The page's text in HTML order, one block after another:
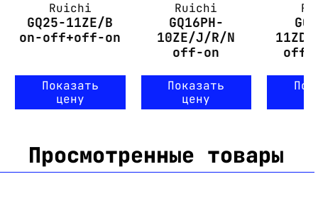
Ruichi
GQ25-11ZE/B
on-off+off-on
Показать
цену
Ruichi
GQ16PH-
10ZE/J/R/N
off-on
Показать
цену
Просмотренные товары